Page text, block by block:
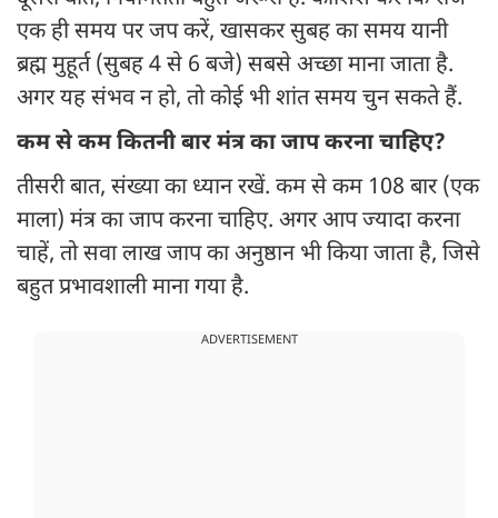
एक ही समय पर जप करें, खासकर सुबह का समय यानी
ब्रह्म मुहूर्त (सुबह 4 से 6 बजे) सबसे अच्छा माना जाता है.
अगर यह संभव न हो, तो कोई भी शांत समय चुन सकते हैं.
कम से कम कितनी बार मंत्र का जाप करना चाहिए?
तीसरी बात, संख्या का ध्यान रखें. कम से कम 108 बार (एक
माला) मंत्र का जाप करना चाहिए. अगर आप ज्यादा करना
चाहें, तो सवा लाख जाप का अनुष्ठान भी किया जाता है, जिसे
बहुत प्रभावशाली माना गया है.
ADVERTISEMENT